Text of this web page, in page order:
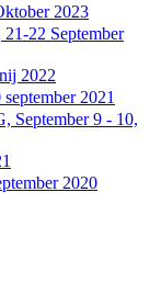
2023
22 September
2022
2021
9 - 10,
2020